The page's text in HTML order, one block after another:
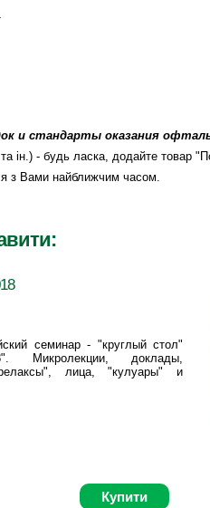
и стандарты оказания
ін.) - будь ласка, додайте
з Вами найближчим часом.
семинар - "круглый стол"
Микролекции, доклады,
лица, "кулуары" и
Купити